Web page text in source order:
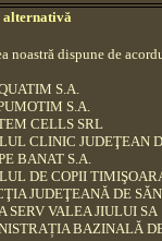
alternativă
noastră dispune de
S.A.
S.A.
CELLS SRL
CLINIC JUDEŢEAN
BANAT S.A.
DE COPII
JUDEŢEANĂ DE
SERV VALEA JIULUI SA
BAZINALĂ